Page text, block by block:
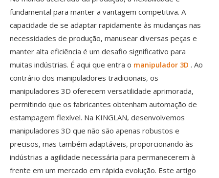
fundamental para manter a vantagem competitiva. A
capacidade de se adaptar rapidamente às mudanças nas
necessidades de produção, manusear diversas peças e
manter alta eficiência é um desafio significativo para
muitas indústrias. É aqui que entra o manipulador 3D . Ao
contrário dos manipuladores tradicionais, os
manipuladores 3D oferecem versatilidade aprimorada,
permitindo que os fabricantes obtenham automação de
estampagem flexível. Na KINGLAN, desenvolvemos
manipuladores 3D que não são apenas robustos e
precisos, mas também adaptáveis, proporcionando às
indústrias a agilidade necessária para permanecerem à
frente em um mercado em rápida evolução. Este artigo